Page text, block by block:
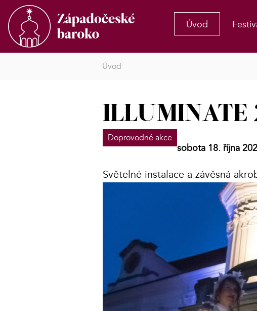
Úvod
Úvod
ILLUMINATE
Doprovodné akce
sobota 18. října
Světelné instalace a závěsná